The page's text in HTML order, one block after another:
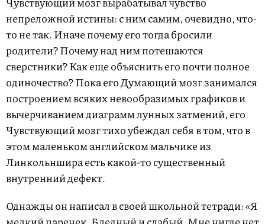
непреложной истины: с ним самим, очевидно, что-
то не так. Иначе почему его тогда бросили
родители? Почему над ним потешаются
сверстники? Как еще объяснить его почти полное
одиночество? Пока его Думающий мозг занимался
построением всяких невообразимых графиков и
вычерчиванием диаграмм лунных затмений, его
Чувствующий мозг тихо убеждал себя в том, что в
этом маленьком английском мальчике из
Линкольншира есть какой-то существенный
внутренний дефект.
Однажды он написал в своей школьной тетради: «Я